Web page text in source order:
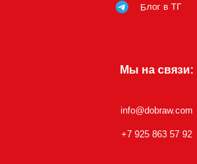
Блог в ТГ
Мы на связи:
info@dobraw.com
+7 925 863 57 92